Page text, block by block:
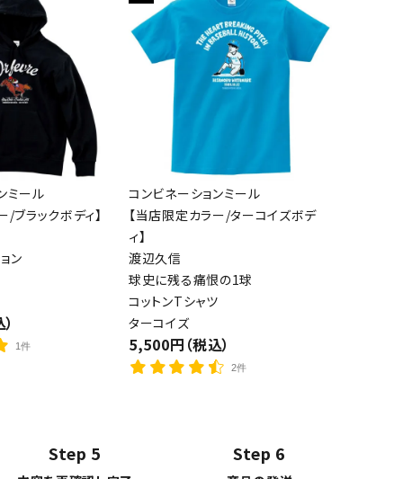
ミール
/ブラックボディ】
ン
1件
コンビネーションミール
【当店限定カラー/ターコイズボデ
ィ】
渡辺久信
球史に残る痛恨の1球
コットンTシャツ
ターコイズ
5,500円（税込）
2件
Step 5 Step 6